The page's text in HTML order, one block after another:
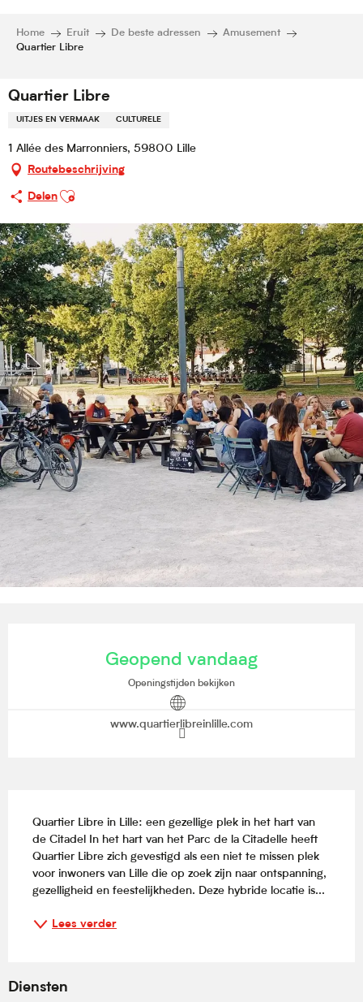
Home Eruit De beste adressen
Amusement
Quartier Libre
Quartier Libre
UITJES EN VERMAAK CULTURELE
1 Allée des Marronniers, 59800 Lille
Routebeschrijving
Delen
Ajouter aux favoris
Geopend vandaag
Openingstijden bekijken
www.quartierlibreinlille.com
Quartier Libre in Lille: een gezellige plek in het hart van
de Citadel In het hart van het Parc de la Citadelle heeft
Quartier Libre zich gevestigd als een niet te missen plek
voor inwoners van Lille die op zoek zijn naar ontspanning,
gezelligheid en feestelijkheden. Deze hybride locatie is...
Lees verder
Diensten